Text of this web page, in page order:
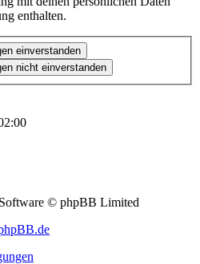
enthalten.
© phpBB Limited